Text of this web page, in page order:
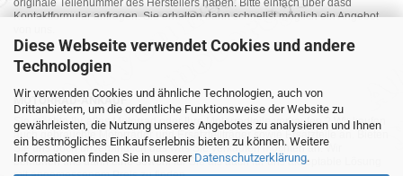
Diese Webseite verwendet Cookies und andere
Technologien
Wir verwenden Cookies und ähnliche Technologien, auch von
Drittanbietern, um die ordentliche Funktionsweise der Website zu
gewährleisten, die Nutzung unseres Angebotes zu analysieren und Ihnen
ein bestmögliches Einkaufserlebnis bieten zu können. Weitere
Informationen finden Sie in unserer Datenschutzerklärung.
originale Teilenummer des Herstellers haben. Bitte einfach über dasd
Kontaktformular anfragen. Sie erhalten dann schnellst möglich ein Angebot
MOTORRAD-ANKAUF
Sie möchte Ihr altes Motorrad oder Ihre Motorradteile verkaufen ? Wir kaufen
auch gebrauchte Motorräder und Ersatzteilträger sowie Ersatzteile an. Bieten
Sie uns doch unverbindlich das was Sie verkaufen möchten an. Wir
bemühen uns dann eine sowohl für Sie als auch für uns akzeptable Lösung